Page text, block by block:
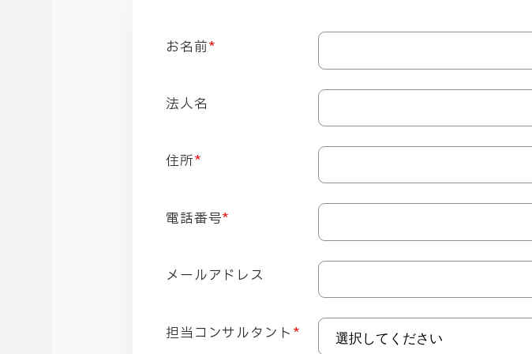
お名前*
法人名
住所*
電話番号*
メールアドレス
担当コンサルタント *